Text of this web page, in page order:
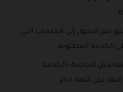
يتم الدخول إلى الخدمات التي
الخدمة المطلوبة.
الخاصة بالخدمة
على كلمة حجز.